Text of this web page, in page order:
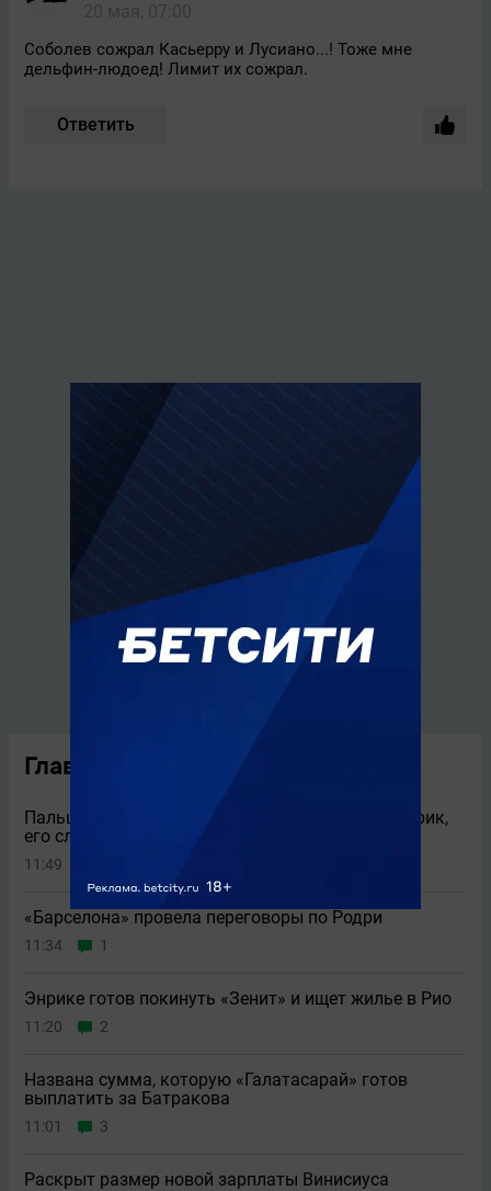
Соболев сожрал Касьерру и Лусиано...! Тоже мне
дельфин-людоед! Лимит их сожрал.
Ответить
Главные новости
Пальцев – о Бубнове: «Не эксперт, а просто старик,
его слова надо делить на два»
11:49
«Барселона» провела переговоры по Родри
11:34 1
Энрике готов покинуть «Зенит» и ищет жилье в Рио
11:20 2
Названа сумма, которую «Галатасарай» готов
выплатить за Батракова
11:01 3
Раскрыт размер новой зарплаты Винисиуса